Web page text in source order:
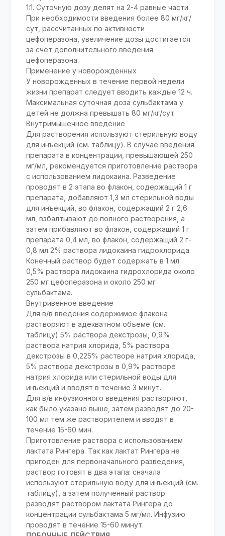
1:1. Суточную дозу делят на 2-4 равные части.
При необходимости введения более 80 мг/кг/
сут, рассчитанных по активности
цефоперазона, увеличение дозы достигается
за счет дополнительного введения
цефоперазона.
Применение у новорожденных
У новорожденных в течение первой недели
жизни препарат следует вводить каждые 12 ч.
Максимальная суточная доза сульбактама у
детей не должна превышать 80 мг/кг/сут.
Внутримышечное введение
Для растворения используют стерильную воду
для инъекций (см. таблицу). В случае введения
препарата в концентрации, превышающей 250
мг/мл, рекомендуется приготовление раствора
с использованием лидокаина. Разведение
проводят в 2 этапа во флакон, содержащий 1 г
препарата, добавляют 1,3 мл стерильной воды
для инъекций, во флакон, содержащий 2 г 2,6
мл, взбалтывают до полного растворения, а
затем прибавляют во флакон, содержащий 1 г
препарата 0,4 мл, во флакон, содержащий 2 г-
0,8 мл 2% раствора лидокаина гидрохлорида.
Конечный раствор будет содержать в 1 мл
0,5% раствора лидокаина гидрохлорида около
250 мг цефоперазона и около 250 мг
сульбактама.
Внутривенное введение
Для в/в введения содержимое флакона
растворяют в адекватном объеме (см.
таблицу) 5% раствора декстрозы, 0,9%
раствора натрия хлорида, 5% раствора
декстрозы в 0,225% растворе натрия хлорида,
5% раствора декстрозы в 0,9% растворе
натрия хлорида или стерильной воды для
инъекций и вводят в течение 3 минут.
Для в/в инфузионного введения растворяют,
как было указано выше, затем разводят до 20-
100 мл тем же растворителем и вводят в
течение 15-60 мин.
Приготовление раствора с использованием
лактата Рингера. Так как лактат Рингера не
пригоден для первоначального разведения,
раствор готовят в два этапа: сначала
используют стерильную воду для инъекций (см.
таблицу), а затем полученный раствор
разводят раствором лактата Рингера до
концентрации сульбактама 5 мг/мл. Инфузию
проводят в течение 15-60 минут.